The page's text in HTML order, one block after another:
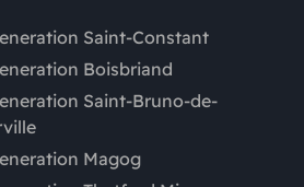
Saint-Constant
Boisbriand
Saint-Bruno-de-
Magog